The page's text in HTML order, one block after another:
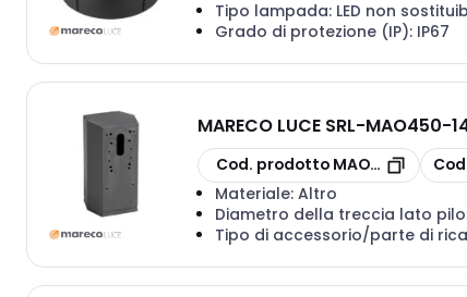
Tipo lampada: LED non
Grado di protezione (IP): IP67
MARECO LUCE SRL-MAO450-
copiaCod. prodotto MAO450- copia
Materiale: Altro
Diametro della treccia lato
Tipo di accessorio/parte di